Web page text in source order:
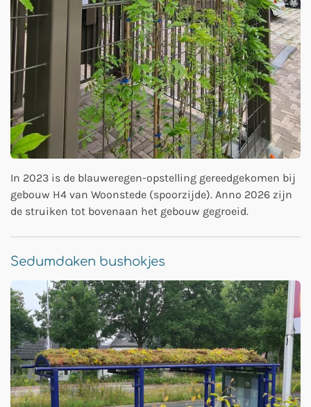
In 2023 is de blauweregen-opstelling gereedgekomen bij
gebouw H4 van Woonstede (spoorzijde). Anno 2026 zijn
de struiken tot bovenaan het gebouw gegroeid.
Sedumdaken bushokjes